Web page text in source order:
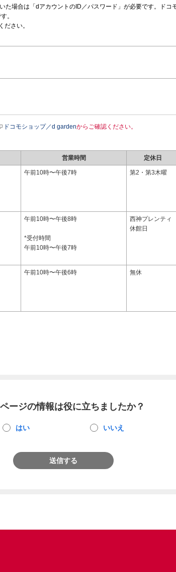
た場合は「dアカウントのID／パスワード」が必要です。ドコ
。
ださい。
ドコモショップ／d gardenからご確認ください。
営業時間 定休日
午前10時〜午後7時 第2・第3木曜
午前10時〜午後8時
*受付時間
午前10時〜午後7時
西神プレンティ
休館日
午前10時〜午後6時 無休
ージの情報は役に立ちましたか？
はい いいえ
送信する